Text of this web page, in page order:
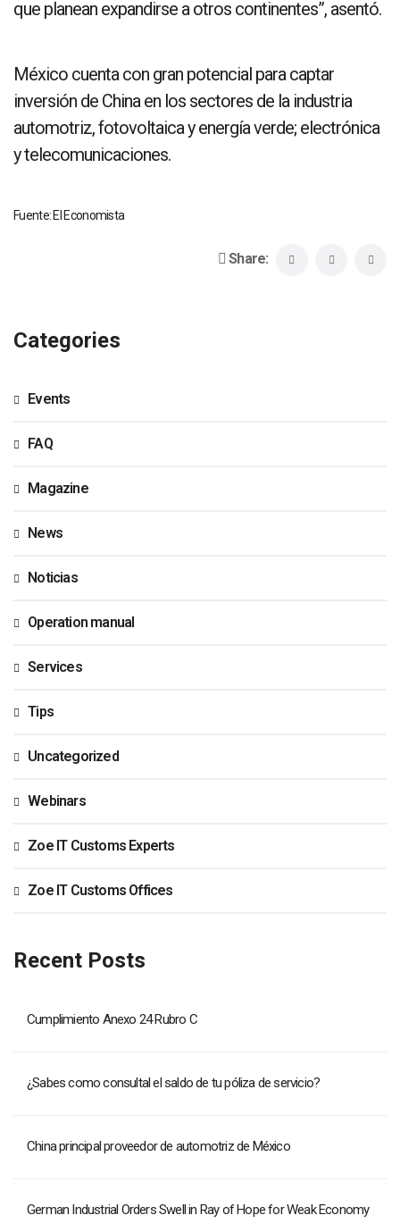
que planean expandirse a otros continentes”, asentó.
México cuenta con gran potencial para captar
inversión de China en los sectores de la industria
automotriz, fotovoltaica y energía verde; electrónica
y telecomunicaciones.
Fuente: El Economista
Share:
Categories
Events
FAQ
Magazine
News
Noticias
Operation manual
Services
Tips
Uncategorized
Webinars
Zoe IT Customs Experts
Zoe IT Customs Offices
Recent Posts
Cumplimiento Anexo 24 Rubro C
¿Sabes como consultal el saldo de tu póliza de servicio?
China principal proveedor de automotriz de México
German Industrial Orders Swell in Ray of Hope for Weak Economy